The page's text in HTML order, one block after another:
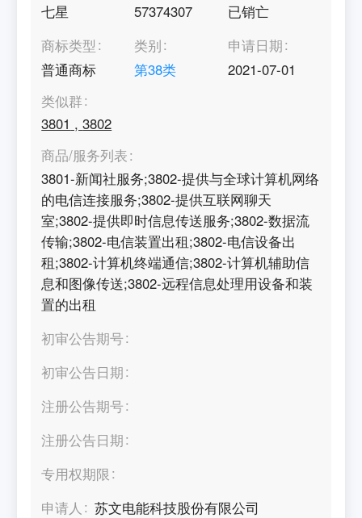
七星
57374307
已销亡
商标类型
普通商标
类别
第38类
申请日期
2021-07-01
类似群
3801 ,3802
商品/服务列表
3801-新闻社服务;3802-提供与全球计算机网络
的电信连接服务;3802-提供互联网聊天
室;3802-提供即时信息传送服务;3802-数据流
传输;3802-电信装置出租;3802-电信设备出
租;3802-计算机终端通信;3802-计算机辅助信
息和图像传送;3802-远程信息处理用设备和装
置的出租
初审公告期号
初审公告日期
注册公告期号
注册公告日期
专用权期限
申请人
苏文电能科技股份有限公司